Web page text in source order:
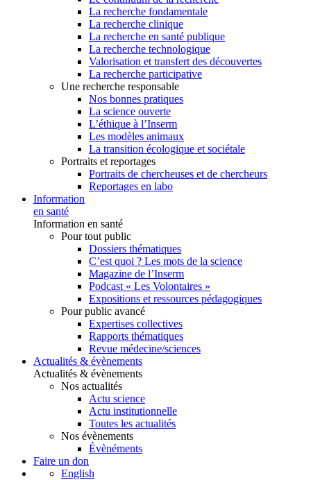
La recherche fondamentale
La recherche clinique
La recherche en santé publique
La recherche technologique
Valorisation et transfert des découvertes
La recherche participative
Une recherche responsable
Nos bonnes pratiques
La science ouverte
L’éthique à l’Inserm
Les modèles animaux
La transition écologique et sociétale
Portraits et reportages
Portraits de chercheuses et de chercheurs
Reportages en labo
Information
en santé
Information en santé
Pour tout public
Dossiers thématiques
C’est quoi ? Les mots de la science
Magazine de l’Inserm
Podcast « Les Volontaires »
Expositions et ressources pédagogiques
Pour public avancé
Expertises collectives
Rapports thématiques
Revue médecine/sciences
Actualités & évènements
Actualités & évènements
Nos actualités
Actu science
Actu institutionnelle
Toutes les actualités
Nos évènements
Évènéments
Faire un don
English